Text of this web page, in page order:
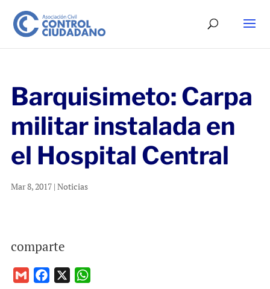
Barquisimeto: Carpa
militar instalada en
el Hospital Central
Mar 8, 2017| Noticias
comparte